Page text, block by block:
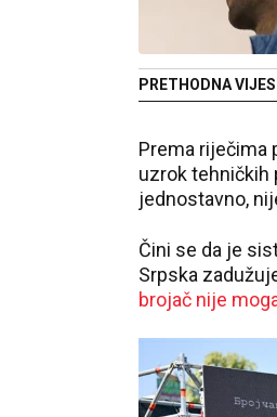
PRETHODNA
Prema riječima
uzrok tehničkih
jednostavno,
Čini se da je
Srpska
brojač nije